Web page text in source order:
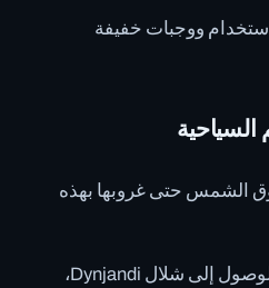
ووجبات خفيفة
السياحية
الشمس حتى غروبها بهذه
المشي لمسافات طويلة للوصول إلى شلال Dynjandi،